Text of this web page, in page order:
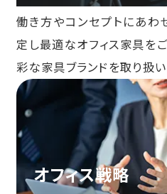
働き方やコンセプトにあわ
定し最適なオフィス家具を
彩な家具ブランドを取り扱い
オフィス戦略